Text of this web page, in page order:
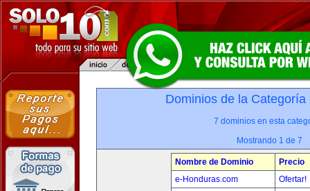
Dominios de la
7 dominios en esta
Mostrando 1 de 7
Nombre de Dominio
Precio
e-Honduras.com
Ofertar!